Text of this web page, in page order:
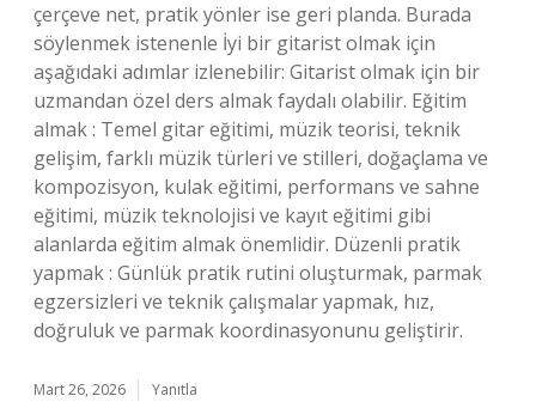
çerçeve net, pratik yönler ise geri planda. Burada
söylenmek istenenle İyi bir gitarist olmak için
aşağıdaki adımlar izlenebilir: Gitarist olmak için bir
uzmandan özel ders almak faydalı olabilir. Eğitim
almak : Temel gitar eğitimi, müzik teorisi, teknik
gelişim, farklı müzik türleri ve stilleri, doğaçlama ve
kompozisyon, kulak eğitimi, performans ve sahne
eğitimi, müzik teknolojisi ve kayıt eğitimi gibi
alanlarda eğitim almak önemlidir. Düzenli pratik
yapmak : Günlük pratik rutini oluşturmak, parmak
egzersizleri ve teknik çalışmalar yapmak, hız,
doğruluk ve parmak koordinasyonunu geliştirir.
Mart 26, 2026 Yanıtla